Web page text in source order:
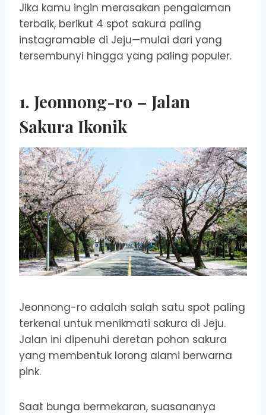
Jika kamu ingin merasakan pengalaman
terbaik, berikut 4 spot sakura paling
instagramable di Jeju—mulai dari yang
tersembunyi hingga yang paling populer.
1. Jeonnong-ro – Jalan
Sakura Ikonik
Jeonnong-ro adalah salah satu spot paling
terkenal untuk menikmati sakura di Jeju.
Jalan ini dipenuhi deretan pohon sakura
yang membentuk lorong alami berwarna
pink.
Saat bunga bermekaran, suasananya